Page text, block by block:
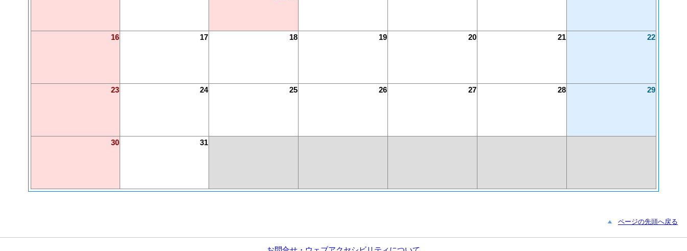
16 17 18 19 20 21 22
23 24 25 26 27 28 29
30 31
ページの先頭へ戻る